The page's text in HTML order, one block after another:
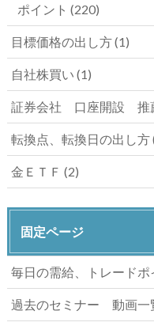
ポイント (220)
目標価格の出し方(1)
自社株買い (1)
証券会社 口座開設 推
転換点、転換日の出し方
金ＥＴＦ (2)
固定ページ
毎日の需給、トレード
過去のセミナー 動画一